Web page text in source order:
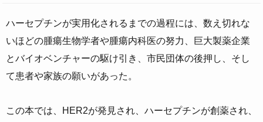
ハーセプチンが実用化されるまでの過程には、数え切れな
いほどの腫瘍生物学者や腫瘍内科医の努力、巨大製薬企業
とバイオベンチャーの駆け引き、市民団体の後押し、そし
て患者や家族の願いがあった。
この本では、HER2が発見され、ハーセプチンが創薬され、